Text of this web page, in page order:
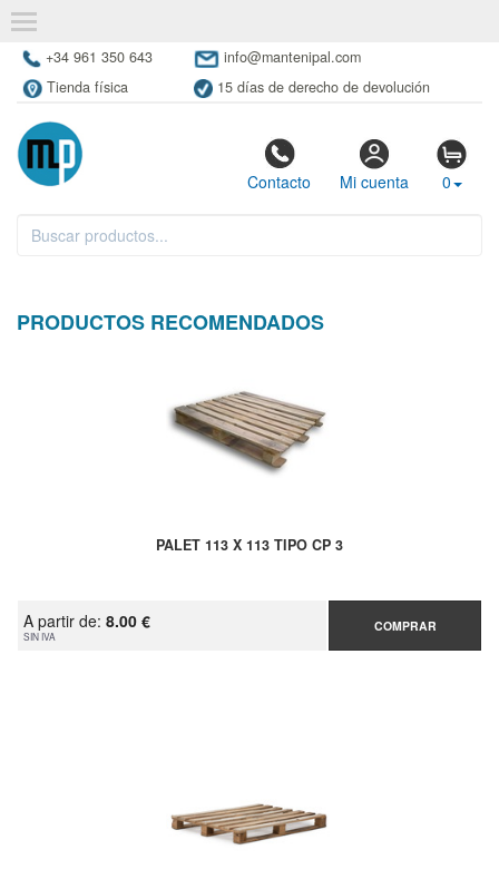
+34 961 350 643
info@mantenipal.com
Tienda física
15 días de derecho de devolución
Contacto Mi cuenta 0
PRODUCTOS RECOMENDADOS
PALET 113 X 113 TIPO CP 3
A partir de: 8.00 €
SIN IVA
COMPRAR